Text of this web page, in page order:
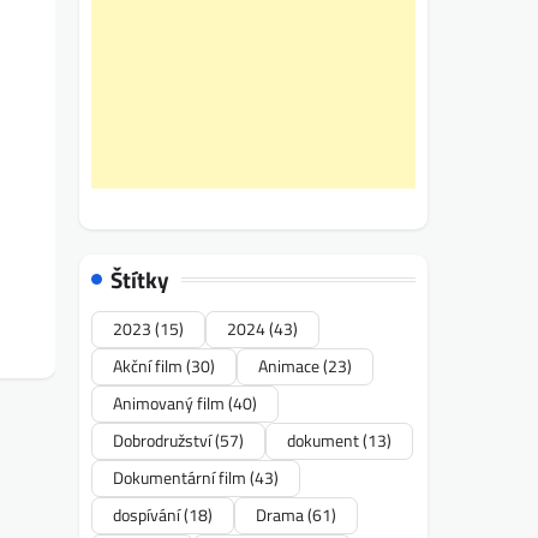
Štítky
2023(15) 2024(43)
Akční film(30) Animace(23)
Animovaný film(40)
Dobrodružství(57) dokument(13)
Dokumentární film(43)
dospívání(18) Drama(61)